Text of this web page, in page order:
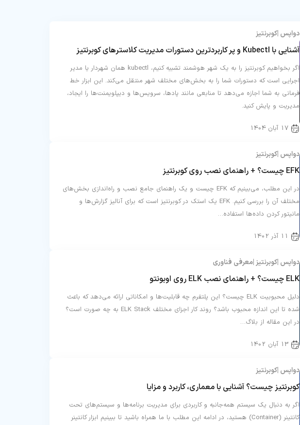
آشنایی با Kubectl و پر کاربردترین دستورات مدیریت کلاسترهای کوبرنتیز
اگر بخواهیم کوبرنتیز را به یک شهر هوشمند تشبیه کنیم، kubectl همان شهردار یا مدیر
اجرایی است که دستورات شما را به بخش‌های مختلف شهر منتقل می‌کند. این ابزار خط
فرمانی به شما اجازه می‌دهد تا منابعی مانند پادها، سرویس‌ها و دیپلویمنت‌ها را ایجاد،
مدیریت و پایش کنید.
دواپس کوبرنتیز
17 آبان 1404
EFK چیست؟ + راهنمای نصب روی کوبرنتیز
در این مطلب، می‌بینیم که EFK چیست و یک راهنمای جامع نصب و راه‌اندازی بخش‌های
مختلف آن را بررسی کنیم. EFK یک استک در کوبرنتیز است که برای آنالیز گزارش‌ها و
مانیتور کردن داده‌ها استفاده…
دواپس کوبرنتیز
11 آذر 1402
ELK چیست؟ + راهنمای نصب ELK روی اوبونتو
دلیل محبوبیت ELK چیست؟ این پلتفرم چه قابلیت‌ها و امکاناتی ارائه می‌دهد که باعث
شده تا این اندازه محبوب باشد؟ روند کار اجزای مختلف ELK Stack به چه صورت است؟
در این مقاله از بلاگ…
دواپس کوبرنتیز معرفی فناوری
13 آبان 1402
کوبرنتیز چیست؟ آشنایی با معماری، کاربرد و مزایا
اگر به دنبال یک سیستم همه‌جانبه و کاربردی برای مدیریت برنامه‌ها و سیستم‌های تحت
کانتینر (Container) هستید، در ادامه این مطلب با ما همراه باشید تا ببینیم ابزار کانتینر
دواپس کوبرنتیز